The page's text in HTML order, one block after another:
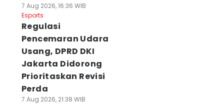
7 Aug 2026, 16:36 WIB
Esports
Regulasi
Pencemaran Udara
Usang, DPRD DKI
Jakarta Didorong
Prioritaskan Revisi
Perda
7 Aug 2026, 21:38 WIB